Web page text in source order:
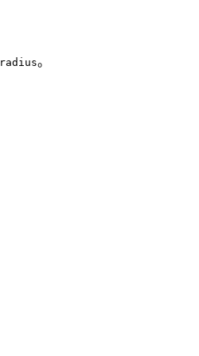
radius。